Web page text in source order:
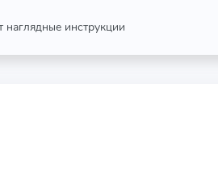
инструкции